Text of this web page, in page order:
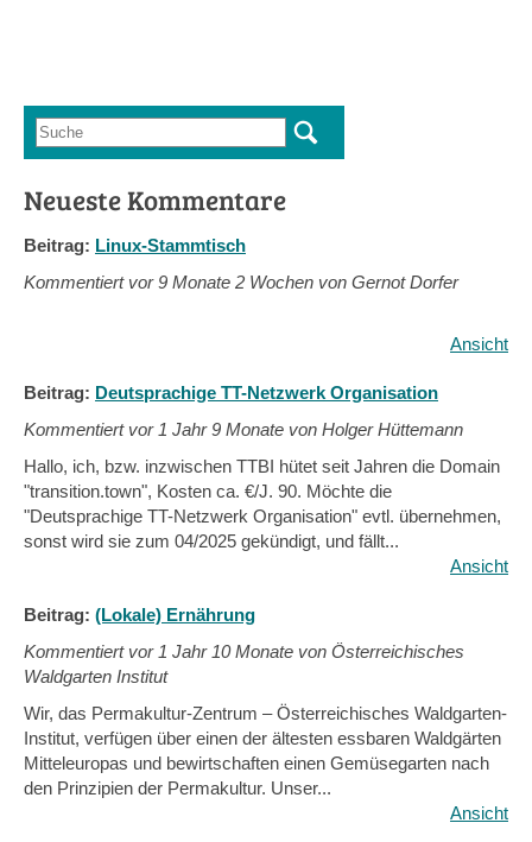
Suchformular
Suche
Neueste Kommentare
Beitrag: Linux-Stammtisch
Kommentiert vor9 Monate 2 Wochen von Gernot Dorfer
Ansicht
Beitrag: Deutsprachige TT-Netzwerk Organisation
Kommentiert vor 1 Jahr 9 Monate von Holger Hüttemann
Hallo, ich, bzw. inzwischen TTBI hütet seit Jahren die Domain
"transition.town", Kosten ca. €/J. 90. Möchte die
"Deutsprachige TT-Netzwerk Organisation" evtl. übernehmen,
sonst wird sie zum 04/2025 gekündigt, und fällt...
Ansicht
Beitrag: (Lokale) Ernährung
Kommentiert vor 1 Jahr 10 Monate von Österreichisches
Waldgarten Institut
Wir, das Permakultur-Zentrum – Österreichisches Waldgarten-
Institut, verfügen über einen der ältesten essbaren Waldgärten
Mitteleuropas und bewirtschaften einen Gemüsegarten nach
den Prinzipien der Permakultur. Unser...
Ansicht